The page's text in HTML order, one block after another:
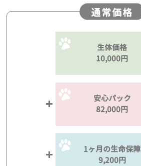
通常価格
生体価格
10,000円
安心パック
82,000円
1ヶ月の生命保障
9,200円